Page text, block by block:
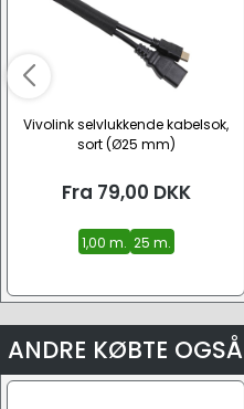
Vivolink selvlukkende kabelsok,
sort (Ø25 mm)
Fra 79,00 DKK
1,00 m. 25 m.
ANDRE KØBTE OGSÅ